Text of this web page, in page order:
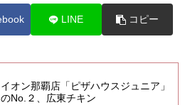
LINE コピー
イオン那覇店「ピザハウスジュニア」
のNo.２、広東チキン